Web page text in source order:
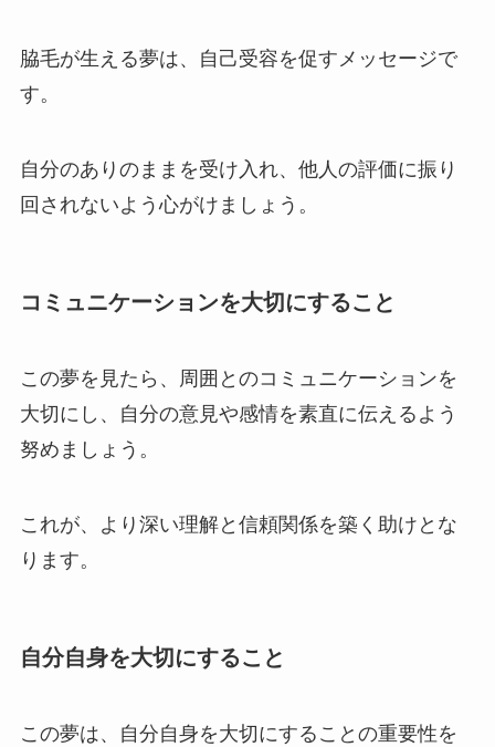
脇毛が生える夢は、自己受容を促すメッセージで
す。
自分のありのままを受け入れ、他人の評価に振り
回されないよう心がけましょう。
コミュニケーションを大切にすること
この夢を見たら、周囲とのコミュニケーションを
大切にし、自分の意見や感情を素直に伝えるよう
努めましょう。
これが、より深い理解と信頼関係を築く助けとな
ります。
自分自身を大切にすること
この夢は、自分自身を大切にすることの重要性を